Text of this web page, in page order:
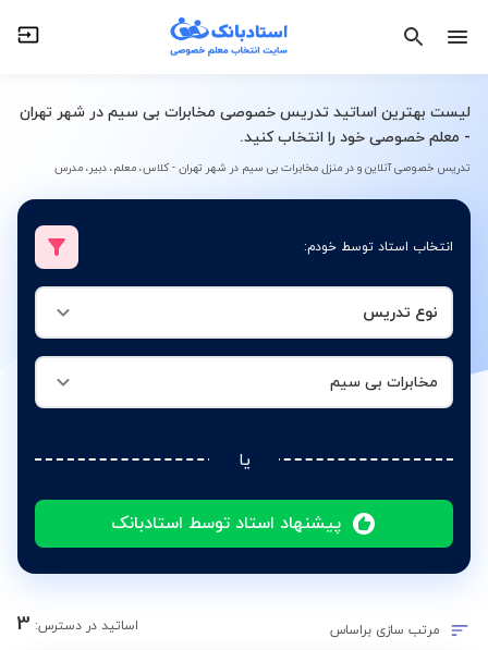
لیست بهترین اساتید تدریس خصوصی مخابرات بی سیم در شهر تهران
- معلم خصوصی خود را انتخاب کنید.
تدریس خصوصی آنلاین و در منزل مخابرات بی سیم در شهر تهران - کلاس، معلم، دبیر، مدرس
انتخاب استاد توسط خودم:
نوع تدریس
مخابرات بی سیم
یا
پیشنهاد استاد توسط استادبانک
مخابرات بی سیم
مرتب سازی براساس اساتید در دسترس: 3